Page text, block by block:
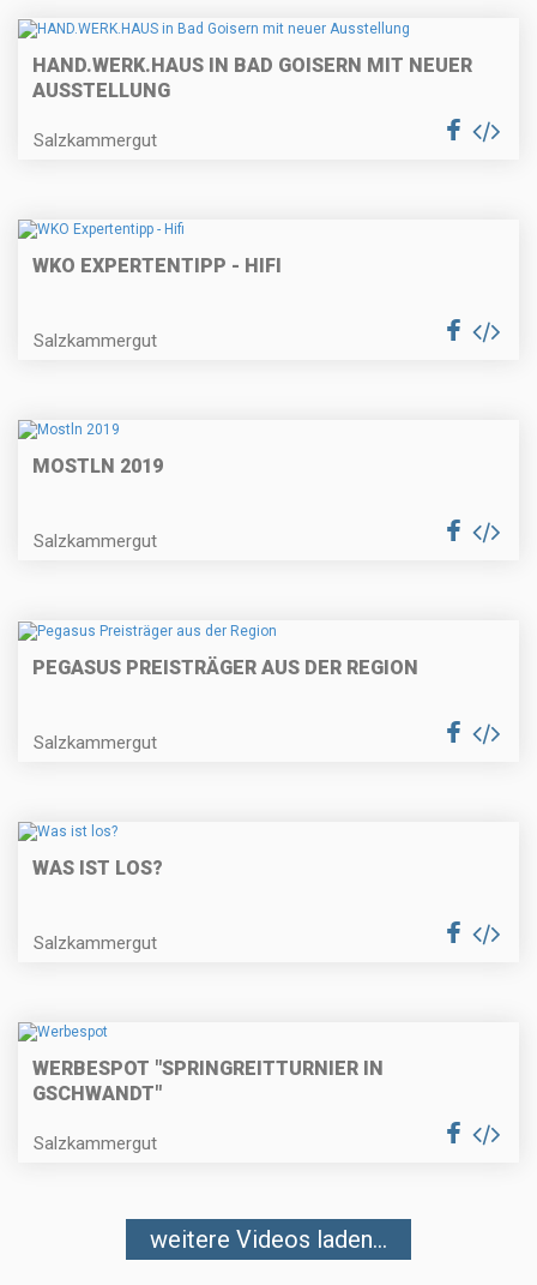
HAND.WERK.HAUS IN BAD GOISERN MIT NEUER
AUSSTELLUNG
Salzkammergut
WKO EXPERTENTIPP - HIFI
Salzkammergut
MOSTLN 2019
Salzkammergut
PEGASUS PREISTRÄGER AUS DER REGION
Salzkammergut
WAS IST LOS?
Salzkammergut
WERBESPOT "SPRINGREITTURNIER IN
GSCHWANDT"
Salzkammergut
weitere Videos laden...